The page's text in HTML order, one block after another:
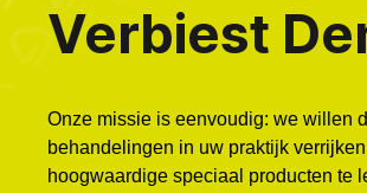
Verbiest
Onze missie is eenvoudig: we willen
behandelingen in uw praktijk
hoogwaardige speciaal producten te